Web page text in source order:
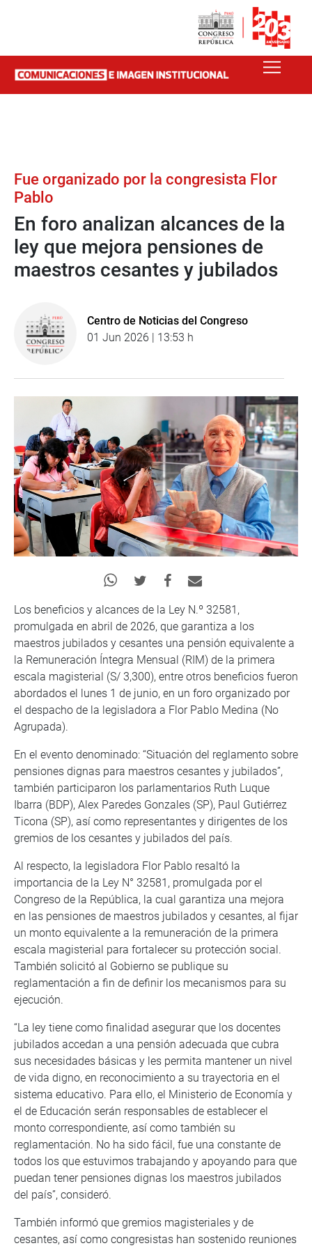
Fue organizado por la congresista Flor
Pablo
En foro analizan alcances de la
ley que mejora pensiones de
maestros cesantes y jubilados
Centro de Noticias del Congreso
01 Jun 2026 | 13:53 h
Los beneficios y alcances de la Ley N.º 32581,
promulgada en abril de 2026, que garantiza a los
maestros jubilados y cesantes una pensión equivalente a
la Remuneración Íntegra Mensual (RIM) de la primera
escala magisterial (S/ 3,300), entre otros beneficios fueron
abordados el lunes 1 de junio, en un foro organizado por
el despacho de la legisladora a Flor Pablo Medina (No
Agrupada).
En el evento denominado: “Situación del reglamento sobre
pensiones dignas para maestros cesantes y jubilados”,
también participaron los parlamentarios Ruth Luque
Ibarra (BDP), Alex Paredes Gonzales (SP), Paul Gutiérrez
Ticona (SP), así como representantes y dirigentes de los
gremios de los cesantes y jubilados del país.
Al respecto, la legisladora Flor Pablo resaltó la
importancia de la Ley N° 32581, promulgada por el
Congreso de la República, la cual garantiza una mejora
en las pensiones de maestros jubilados y cesantes, al fijar
un monto equivalente a la remuneración de la primera
escala magisterial para fortalecer su protección social.
También solicitó al Gobierno se publique su
reglamentación a fin de definir los mecanismos para su
ejecución.
“La ley tiene como finalidad asegurar que los docentes
jubilados accedan a una pensión adecuada que cubra
sus necesidades básicas y les permita mantener un nivel
de vida digno, en reconocimiento a su trayectoria en el
sistema educativo. Para ello, el Ministerio de Economía y
el de Educación serán responsables de establecer el
monto correspondiente, así como también su
reglamentación. No ha sido fácil, fue una constante de
todos los que estuvimos trabajando y apoyando para que
puedan tener pensiones dignas los maestros jubilados
del país”, consideró.
También informó que gremios magisteriales y de
cesantes, así como congresistas han sostenido reuniones